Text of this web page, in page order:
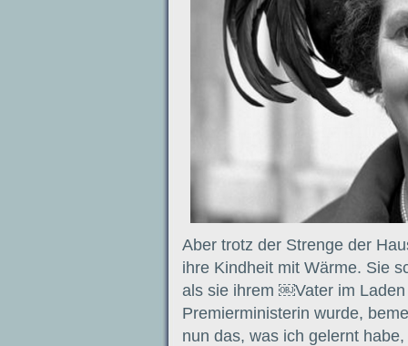
Aber trotz der Strenge der
ihre Kindheit mit Wärme. Sie
als sie ihrem ￼Vater im
Premierministerin wurde,
nun das, was ich gelernt